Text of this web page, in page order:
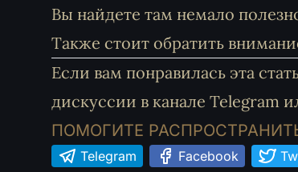
Вы найдете там немало
Также стоит обратить
Если вам понравилась эта
дискуссии в канале Telegram
ПОМОГИТЕ
Telegram Facebook